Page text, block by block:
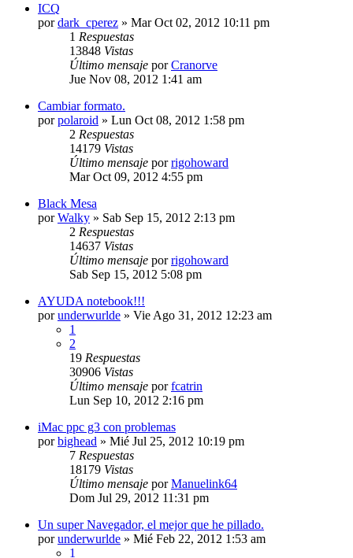
ICQ
pordark_cperez » Mar Oct 02, 2012 10:11 pm
1 Respuestas
13848 Vistas
Último mensaje porCranorve
Jue Nov 08, 2012 1:41 am
Cambiar formato.
porpolaroid » Lun Oct 08, 2012 1:58 pm
2 Respuestas
14179 Vistas
Último mensaje porrigohoward
Mar Oct 09, 2012 4:55 pm
Black Mesa
porWalky » Sab Sep 15, 2012 2:13 pm
2 Respuestas
14637 Vistas
Último mensaje porrigohoward
Sab Sep 15, 2012 5:08 pm
AYUDA notebook!!!
porunderwurlde » Vie Ago 31, 2012 12:23 am
1
2
19 Respuestas
30906 Vistas
Último mensaje porfcatrin
Lun Sep 10, 2012 2:16 pm
iMac ppc g3 con problemas
porbighead » Mié Jul 25, 2012 10:19 pm
7 Respuestas
18179 Vistas
Último mensaje porManuelink64
Dom Jul 29, 2012 11:31 pm
Un super Navegador, el mejor que he pillado.
porunderwurlde » Mié Feb 22, 2012 1:53 am
1